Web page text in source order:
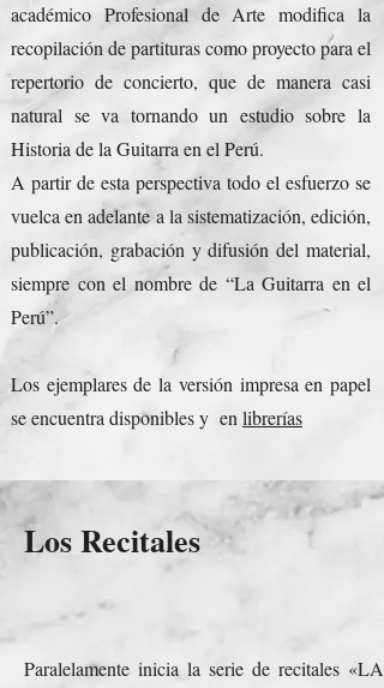
académico Profesional de Arte modifica la
recopilación de partituras como proyecto para el
repertorio de concierto, que de manera casi
natural se va tornando un estudio sobre la
Historia de la Guitarra en el Perú.
A partir de esta perspectiva todo el esfuerzo se
vuelca en adelante a la sistematización, edición,
publicación, grabación y difusión del material,
siempre con el nombre de “La Guitarra en el
Perú”.
Los ejemplares de la versión impresa en papel
se encuentra disponibles y en librerías
Los Recitales
Paralelamente inicia la serie de recitales «LA